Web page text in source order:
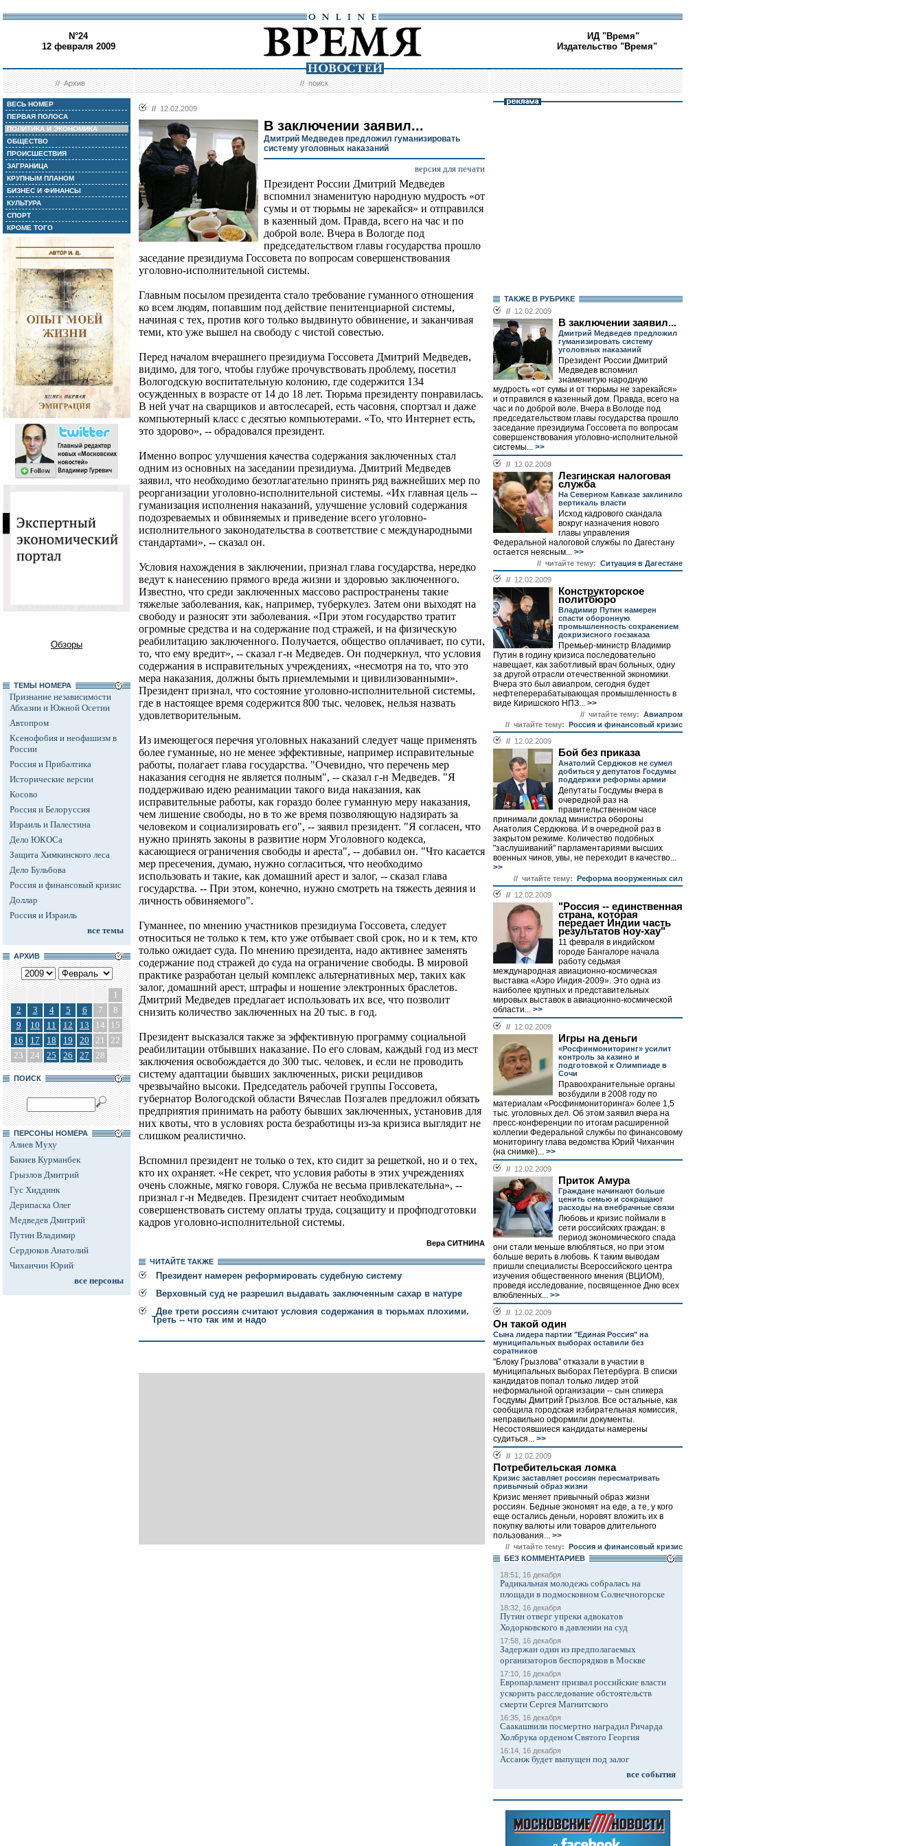
N°24
12 февраля 2009
ИД "Время"
Издательство "Время"
//Архив //поиск
ВЕСЬ НОМЕР
ПЕРВАЯ ПОЛОСА
ПОЛИТИКА И ЭКОНОМИКА
ОБЩЕСТВО
ПРОИСШЕСТВИЯ
ЗАГРАНИЦА
КРУПНЫМ ПЛАНОМ
БИЗНЕС И ФИНАНСЫ
КУЛЬТУРА
СПОРТ
КРОМЕ ТОГО
Обзоры
ТЕМЫ НОМЕРА
Признание независимости
Абхазии и Южной Осетии
Автопром
Ксенофобия и неофашизм в
России
Россия и Прибалтика
Исторические версии
Косово
Россия и Белоруссия
Израиль и Палестина
Дело ЮКОСа
Защита Химкинского леса
Дело Бульбова
Россия и финансовый кризис
Доллар
Россия и Израиль
все темы
АРХИВ
1
2
3 4 5 6 7
8
9
10 11 12 13 14
15
16
17 18 19 20 21
22
23
24 25 26 27 28
ПОИСК
ПЕРСОНЫ НОМЕРА
Алиев Муху
Бакиев Курманбек
Грызлов Дмитрий
Гус Хиддинк
Дерипаска Олег
Медведев Дмитрий
Путин Владимир
Сердюков Анатолий
Чиханчин Юрий
все персоны
// 12.02.2009
В заключении заявил...
Дмитрий Медведев предложил гуманизировать
систему уголовных наказаний
версия для печати
Президент России Дмитрий Медведев
вспомнил знаменитую народную мудрость «от
сумы и от тюрьмы не зарекайся» и отправился
в казенный дом. Правда, всего на час и по
доброй воле. Вчера в Вологде под
председательством главы государства прошло
заседание президиума Госсовета по вопросам совершенствования
уголовно-исполнительной системы.
Главным посылом президента стало требование гуманного отношения
ко всем людям, попавшим под действие пенитенциарной системы,
начиная с тех, против кого только выдвинуто обвинение, и заканчивая
теми, кто уже вышел на свободу с чистой совестью.
Перед началом вчерашнего президиума Госсовета Дмитрий Медведев,
видимо, для того, чтобы глубже прочувствовать проблему, посетил
Вологодскую воспитательную колонию, где содержится 134
осужденных в возрасте от 14 до 18 лет. Тюрьма президенту понравилась.
В ней учат на сварщиков и автослесарей, есть часовня, спортзал и даже
компьютерный класс с десятью компьютерами. «То, что Интернет есть,
это здорово», -- обрадовался президент.
Именно вопрос улучшения качества содержания заключенных стал
одним из основных на заседании президиума. Дмитрий Медведев
заявил, что необходимо безотлагательно принять ряд важнейших мер по
реорганизации уголовно-исполнительной системы. «Их главная цель --
гуманизация исполнения наказаний, улучшение условий содержания
подозреваемых и обвиняемых и приведение всего уголовно-
исполнительного законодательства в соответствие с международными
стандартами», -- сказал он.
Условия нахождения в заключении, признал глава государства, нередко
ведут к нанесению прямого вреда жизни и здоровью заключенного.
Известно, что среди заключенных массово распространены такие
тяжелые заболевания, как, например, туберкулез. Затем они выходят на
свободу и разносят эти заболевания. «При этом государство тратит
огромные средства и на содержание под стражей, и на физическую
реабилитацию заключенного. Получается, общество оплачивает, по сути,
то, что ему вредит», -- сказал г-н Медведев. Он подчеркнул, что условия
содержания в исправительных учреждениях, «несмотря на то, что это
мера наказания, должны быть приемлемыми и цивилизованными».
Президент признал, что состояние уголовно-исполнительной системы,
где в настоящее время содержится 800 тыс. человек, нельзя назвать
удовлетворительным.
Из имеющегося перечня уголовных наказаний следует чаще применять
более гуманные, но не менее эффективные, например исправительные
работы, полагает глава государства. "Очевидно, что перечень мер
наказания сегодня не является полным", -- сказал г-н Медведев. "Я
поддерживаю идею реанимации такого вида наказания, как
исправительные работы, как гораздо более гуманную меру наказания,
чем лишение свободы, но в то же время позволяющую надзирать за
человеком и социализировать его", -- заявил президент. "Я согласен, что
нужно принять законы в развитие норм Уголовного кодекса,
касающиеся ограничения свободы и ареста", -- добавил он. "Что касается
мер пресечения, думаю, нужно согласиться, что необходимо
использовать и такие, как домашний арест и залог, -- сказал глава
государства. -- При этом, конечно, нужно смотреть на тяжесть деяния и
личность обвиняемого".
Гуманнее, по мнению участников президиума Госсовета, следует
относиться не только к тем, кто уже отбывает свой срок, но и к тем, кто
только ожидает суда. По мнению президента, надо активнее заменять
содержание под стражей до суда на ограничение свободы. В мировой
практике разработан целый комплекс альтернативных мер, таких как
залог, домашний арест, штрафы и ношение электронных браслетов.
Дмитрий Медведев предлагает использовать их все, что позволит
снизить количество заключенных на 20 тыс. в год.
Президент высказался также за эффективную программу социальной
реабилитации отбывших наказание. По его словам, каждый год из мест
заключения освобождается до 300 тыс. человек, и если не проводить
систему адаптации бывших заключенных, риски рецидивов
чрезвычайно высоки. Председатель рабочей группы Госсовета,
губернатор Вологодской области Вячеслав Позгалев предложил обязать
предприятия принимать на работу бывших заключенных, установив для
них квоты, что в условиях роста безработицы из-за кризиса выглядит не
слишком реалистично.
Вспомнил президент не только о тех, кто сидит за решеткой, но и о тех,
кто их охраняет. «Не секрет, что условия работы в этих учреждениях
очень сложные, мягко говоря. Служба не весьма привлекательна», --
признал г-н Медведев. Президент считает необходимым
совершенствовать систему оплаты труда, соцзащиту и профподготовки
кадров уголовно-исполнительной системы.
Вера СИТНИНА
ЧИТАЙТЕ ТАКЖЕ
Президент намерен реформировать судебную систему
Верховный суд не разрешил выдавать заключенным сахар в натуре
Две трети россиян считают условия содержания в тюрьмах плохими.
Треть -- что так им и надо
ТАКЖЕ В РУБРИКЕ
// 12.02.2009
В заключении заявил...
Дмитрий Медведев предложил
гуманизировать систему
уголовных наказаний
Президент России Дмитрий
Медведев вспомнил
знаменитую народную
мудрость «от сумы и от тюрьмы не зарекайся»
и отправился в казенный дом. Правда, всего на
час и по доброй воле. Вчера в Вологде под
председательством главы государства прошло
заседание президиума Госсовета по вопросам
совершенствования уголовно-исполнительной
системы... >>
// 12.02.2009
Лезгинская налоговая
служба
На Северном Кавказе заклинило
вертикаль власти
Исход кадрового скандала
вокруг назначения нового
главы управления
Федеральной налоговой службы по Дагестану
остается неясным... >>
// читайте тему: Ситуация в Дагестане
// 12.02.2009
Конструкторское
политбюро
Владимир Путин намерен
спасти оборонную
промышленность сохранением
докризисного госзаказа
Премьер-министр Владимир
Путин в годину кризиса последовательно
навещает, как заботливый врач больных, одну
за другой отрасли отечественной экономики.
Вчера это был авиапром, сегодня будет
нефтеперерабатывающая промышленность в
виде Киришского НПЗ... >>
// читайте тему: Авиапром
// читайте тему: Россия и финансовый кризис
// 12.02.2009
Бой без приказа
Анатолий Сердюков не сумел
добиться у депутатов Госдумы
поддержки реформы армии
Депутаты Госдумы вчера в
очередной раз на
правительственном часе
принимали доклад министра обороны
Анатолия Сердюкова. И в очередной раз в
закрытом режиме. Количество подобных
"заслушиваний" парламентариями высших
военных чинов, увы, не переходит в качество...
>>
// читайте тему: Реформа вооруженных сил
// 12.02.2009
"Россия -- единственная
страна, которая
передает Индии часть
результатов ноу-хау"
11 февраля в индийском
городе Бангалоре начала
работу седьмая
международная авиационно-космическая
выставка «Аэро Индия-2009». Это одна из
наиболее крупных и представительных
мировых выставок в авиационно-космической
области... >>
// 12.02.2009
Игры на деньги
«Росфинмониторинг» усилит
контроль за казино и
подготовкой к Олимпиаде в
Сочи
Правоохранительные органы
возбудили в 2008 году по
материалам «Росфинмониторинга» более 1,5
тыс. уголовных дел. Об этом заявил вчера на
пресс-конференции по итогам расширенной
коллегии Федеральной службы по финансовому
мониторингу глава ведомства Юрий Чиханчин
(на снимке)... >>
// 12.02.2009
Приток Амура
Граждане начинают больше
ценить семью и сокращают
расходы на внебрачные связи
Любовь и кризис поймали в
сети российских граждан: в
период экономического спада
они стали меньше влюбляться, но при этом
больше верить в любовь. К таким выводам
пришли специалисты Всероссийского центра
изучения общественного мнения (ВЦИОМ),
проведя исследование, посвященное Дню всех
влюбленных... >>
// 12.02.2009
Он такой один
Сына лидера партии "Единая Россия" на
муниципальных выборах оставили без
соратников
"Блоку Грызлова" отказали в участии в
муниципальных выборах Петербурга. В списки
кандидатов попал только лидер этой
неформальной организации -- сын спикера
Госдумы Дмитрий Грызлов. Все остальные, как
сообщила городская избирательная комиссия,
неправильно оформили документы.
Несостоявшиеся кандидаты намерены
судиться... >>
// 12.02.2009
Потребительская ломка
Кризис заставляет россиян пересматривать
привычный образ жизни
Кризис меняет привычный образ жизни
россиян. Бедные экономят на еде, а те, у кого
еще остались деньги, норовят вложить их в
покупку валюты или товаров длительного
пользования... >>
// читайте тему: Россия и финансовый кризис
БЕЗ КОМMЕНТАРИЕВ
18:51, 16 декабря
Радикальная молодежь собралась на
площади в подмосковном Солнечногорске
18:32, 16 декабря
Путин отверг упреки адвокатов
Ходорковского в давлении на суд
17:58, 16 декабря
Задержан один из предполагаемых
организаторов беспорядков в Москве
17:10, 16 декабря
Европарламент призвал российские власти
ускорить расследование обстоятельств
смерти Сергея Магнитского
16:35, 16 декабря
Саакашвили посмертно наградил Ричарда
Холбрука орденом Святого Георгия
16:14, 16 декабря
Ассанж будет выпущен под залог
все события